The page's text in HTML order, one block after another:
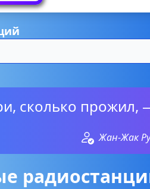
сколько прожил,
Жан-Жак